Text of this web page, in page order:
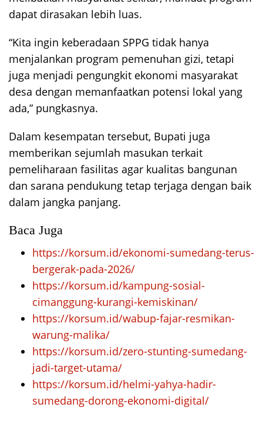
dapat dirasakan lebih luas.
“Kita ingin keberadaan SPPG tidak hanya
menjalankan program pemenuhan gizi, tetapi
juga menjadi pengungkit ekonomi masyarakat
desa dengan memanfaatkan potensi lokal yang
ada,” pungkasnya.
Dalam kesempatan tersebut, Bupati juga
memberikan sejumlah masukan terkait
pemeliharaan fasilitas agar kualitas bangunan
dan sarana pendukung tetap terjaga dengan baik
dalam jangka panjang.
Baca Juga
https://korsum.id/ekonomi-sumedang-terus-
bergerak-pada-2026/
https://korsum.id/kampung-sosial-
cimanggung-kurangi-kemiskinan/
https://korsum.id/wabup-fajar-resmikan-
warung-malika/
https://korsum.id/zero-stunting-sumedang-
jadi-target-utama/
https://korsum.id/helmi-yahya-hadir-
sumedang-dorong-ekonomi-digital/